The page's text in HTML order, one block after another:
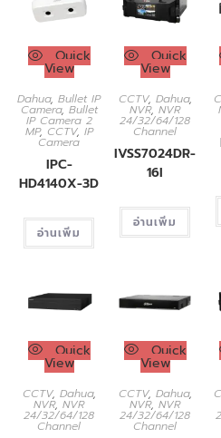
Quick
View
Dahua,Bullet IP
Camera, Bullet
IP Camera 2
MP, CCTV, IP
Camera
IPC-
HD4140X-3D
อ่านเพิ่ม
Quick
View
CCTV, Dahua,
NVR,NVR
24/32/64/128
Channel
IVSS7024DR-
16I
อ่านเพิ่ม
Quick
View
CCTV, Dahua,
NVR,NVR
24/32/64/128
Channel
Quick
View
CCTV, Dahua,
NVR,NVR
24/32/64/128
Channel